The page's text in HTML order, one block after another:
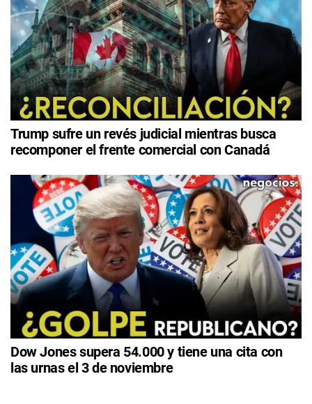
Trump sufre un revés judicial mientras busca
recomponer el frente comercial con Canadá
Dow Jones supera 54.000 y tiene una cita con
las urnas el 3 de noviembre